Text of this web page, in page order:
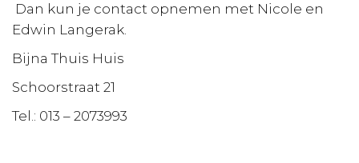
Dan kun je contact opnemen met Nicole en
Edwin Langerak.
Bijna Thuis Huis
Schoorstraat 21
Tel.: 013 – 2073993